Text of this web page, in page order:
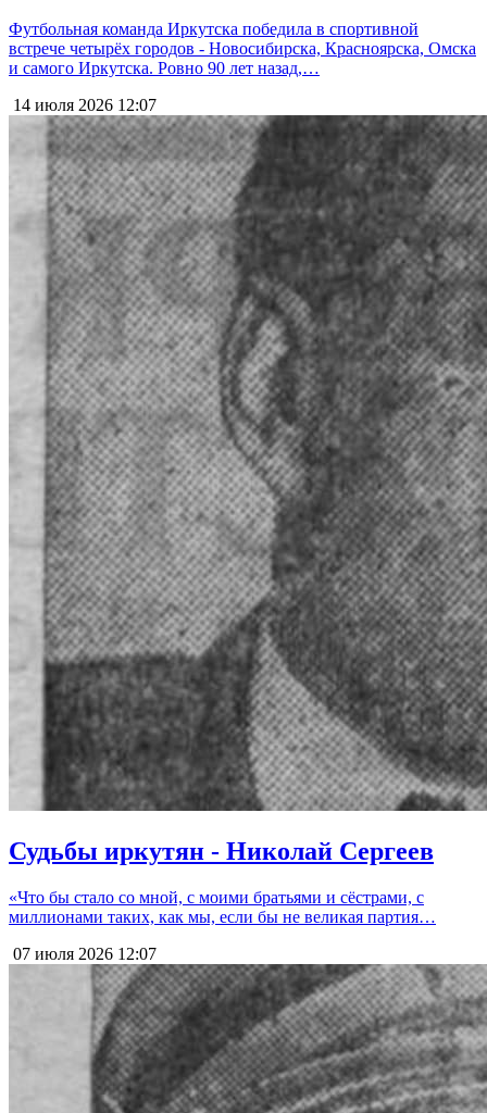
Футбольная команда Иркутска победила в спортивной
встрече четырёх городов - Новосибирска, Красноярска, Омска
и самого Иркутска. Ровно 90 лет назад,…
14 июля 2026 12:07
Судьбы иркутян - Николай Сергеев
«Что бы стало со мной, с моими братьями и сёстрами, с
миллионами таких, как мы, если бы не великая партия…
07 июля 2026 12:07